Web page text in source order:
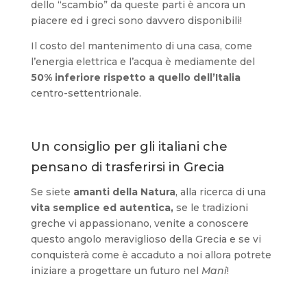
dello “scambio” da queste parti è ancora un
piacere ed i greci sono davvero disponibili!
Il costo del mantenimento di una casa, come
l’energia elettrica e l’acqua è mediamente del
50% inferiore rispetto a quello dell’Italia
centro-settentrionale.
Un consiglio per gli italiani che
pensano di trasferirsi in Grecia
Se siete amanti della Natura, alla ricerca di una
vita semplice ed autentica,se le tradizioni
greche vi appassionano, venite a conoscere
questo angolo meraviglioso della Grecia e se vi
conquisterà come è accaduto a noi allora potrete
iniziare a progettare un futuro nel Mani!